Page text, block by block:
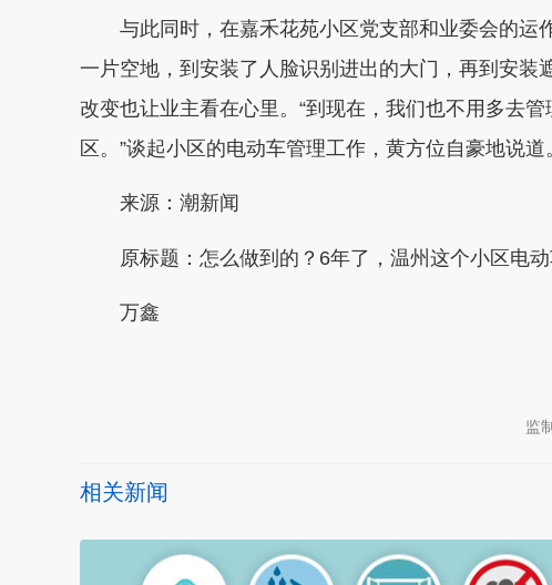
与此同时，在嘉禾花苑小区党支部和业委会的运
一片空地，到安装了人脸识别进出的大门，再到安装
改变也让业主看在心里。“到现在，我们也不用多去
区。”谈起小区的电动车管理工作，黄方位自豪地说道
来源：潮新闻
原标题：怎么做到的？6年了，温州这个小区电动
万鑫
监
相关新闻